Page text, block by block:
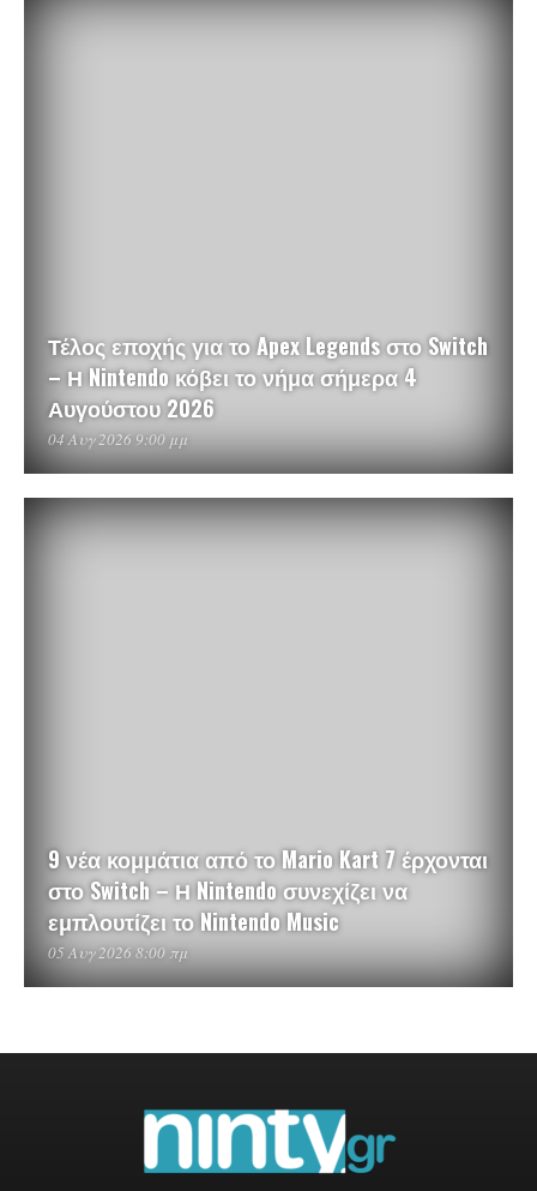
Τέλος εποχής για το Apex Legends στο Switch
– Η Nintendo κόβει το νήμα σήμερα 4
Αυγούστου 2026
04 Αυγ 2026 9:00 μμ
9 νέα κομμάτια από το Mario Kart 7 έρχονται
στο Switch – Η Nintendo συνεχίζει να
εμπλουτίζει το Nintendo Music
05 Αυγ 2026 8:00 πμ